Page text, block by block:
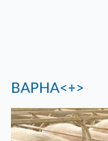
ВАРНА<+>